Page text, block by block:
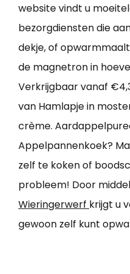
website vindt u
bezorgdiensten die
dekje, of
de magnetron in
Verkrijgbaar vanaf
van Hamlapje in
crème.
Appelpannenkoek?
zelf te koken of
probleem! Door
Wieringerwerf krijgt u
gewoon zelf kunt